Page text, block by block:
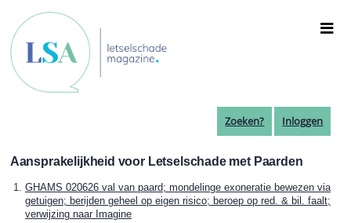
naar
de
inhoud
gaan
Zoeken? Inloggen
Aansprakelijkheid voor Letselschade met Paarden
GHAMS 020626 val van paard; mondelinge exoneratie bewezen via
getuigen; berijden geheel op eigen risico; beroep op red. & bil. faalt;
verwijzing naar Imagine